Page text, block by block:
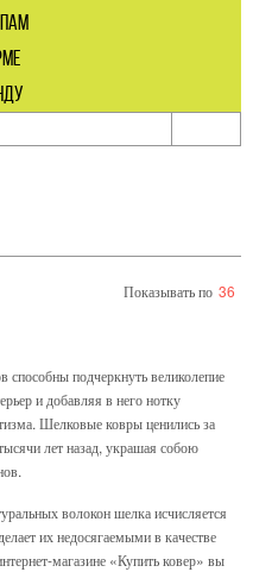
Показывать по 36
способны подчеркнуть великолепие
и добавляя в него нотку
Шелковые ковры ценились за
лет назад, украшая собою
волокон шелка исчисляется
их недосягаемыми в качестве
магазине «Купить ковер» вы